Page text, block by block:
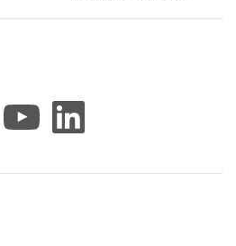
YouTube LinkedIn